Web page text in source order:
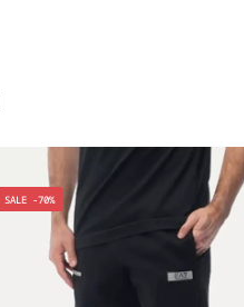
SALE -70%